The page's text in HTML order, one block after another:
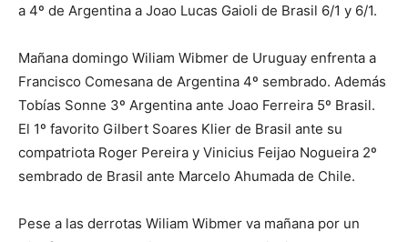
a 4º de Argentina a Joao Lucas Gaioli de Brasil 6/1 y 6/1.
Mañana domingo Wiliam Wibmer de Uruguay enfrenta a
Francisco Comesana de Argentina 4º sembrado. Además
Tobías Sonne 3º Argentina ante Joao Ferreira 5º Brasil.
El 1º favorito Gilbert Soares Klier de Brasil ante su
compatriota Roger Pereira y Vinicius Feijao Nogueira 2º
sembrado de Brasil ante Marcelo Ahumada de Chile.
Pese a las derrotas Wiliam Wibmer va mañana por un